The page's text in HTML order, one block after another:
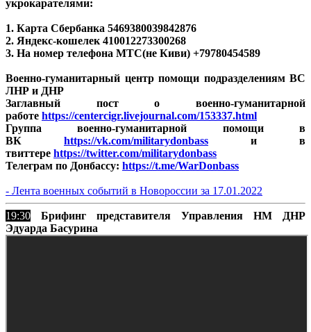
укрокарателями:
1. Карта Сбербанка 5469380039842876
2. Яндекс-кошелек 410012273300268
3. На номер телефона МТС(не Киви) +79780454589
Военно-гуманитарный центр помощи подразделениям ВС
ЛНР и ДНР
Заглавный пост о военно-гуманитарной
работе https://centercigr.livejournal.com/153337.html
Группа военно-гуманитарной помощи в
ВК https://vk.com/militarydonbass и в
твиттере https://twitter.com/militarydonbass
Телеграм по Донбассу: https://t.me/WarDonbass
- Лента военных событий в Новороссии за 17.01.2022
19:30
Брифинг представителя Управления НМ ДНР
Эдуарда Басурина